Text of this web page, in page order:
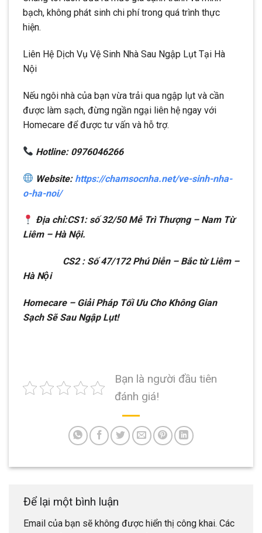
bạch, không phát sinh chi phí trong quá trình thực
hiện.
Liên Hệ Dịch Vụ Vệ Sinh Nhà Sau Ngập Lụt Tại Hà
Nội
Nếu ngôi nhà của bạn vừa trải qua ngập lụt và cần
được làm sạch, đừng ngần ngại liên hệ ngay với
Homecare để được tư vấn và hỗ trợ.
Hotline: 0976046266
Website: https://chamsocnha.net/ve-sinh-nha-
o-ha-noi/
Địa chỉ:CS1: số 32/50 Mễ Trì Thượng – Nam Từ
Liêm – Hà Nội.
CS2 : Số 47/172 Phú Diễn – Bắc từ Liêm –
Hà Nội
Homecare – Giải Pháp Tối Ưu Cho Không Gian
Sạch Sẽ Sau Ngập Lụt!
Bạn là người đầu tiên
đánh giá!
Để lại một bình luận
Email của bạn sẽ không được hiển thị công khai. Các